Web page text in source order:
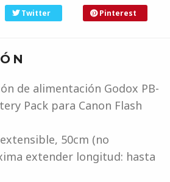
Twitter Pinterest
de alimentación Godox PB-
Pack para Canon Flash
50cm (no
extender longitud: hasta